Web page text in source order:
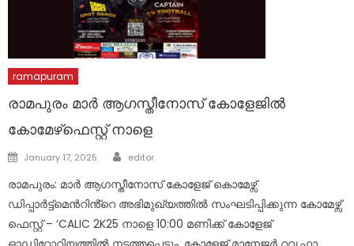
ramapuram
രാമപുരം മാർ ആഗസ്തീനോസ് കോളേജിൽ
കോമേഴ്ഫെസ്റ്റ് നാളെ
Posted
January 17, 2025 Author
editor
രാമപുരം: മാർ ആഗസ്തീനോസ് കോളേജ് കൊമേഴ്സ്
ഡിപ്പാർട്ട്മെൻറിൻ്റെ അഭിമുഖ്യത്തിൽ സംഘടിപ്പിക്കുന്ന കോമേഴ്സ്
ഫെസ്റ്റ് – ‘CALIC 2K25 നാളെ 10:00 മണിക്ക് കോളേജ്